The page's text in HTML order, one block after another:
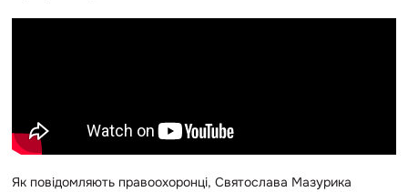
Як повідомляють правоохоронці, Святослава Мазурика